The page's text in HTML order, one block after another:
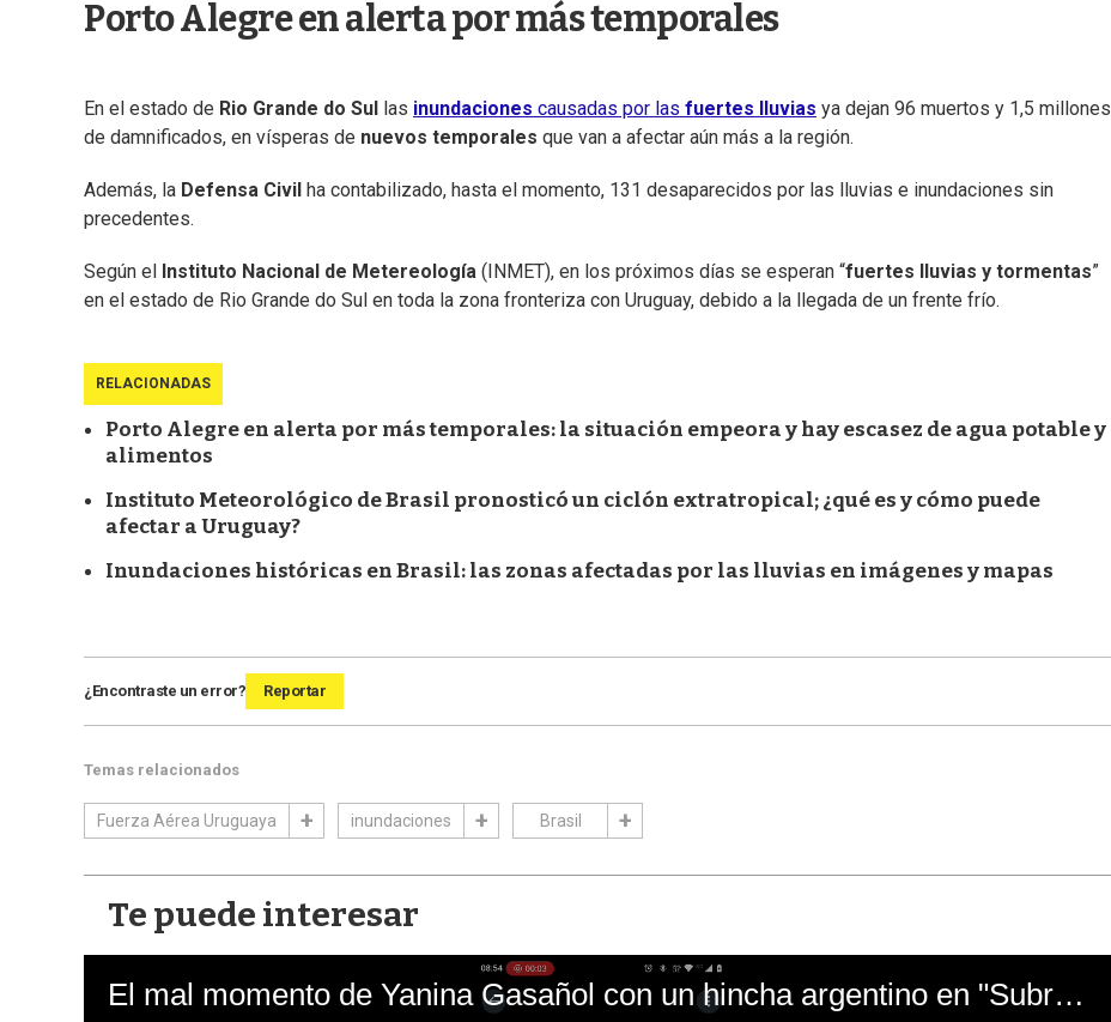
Porto Alegre en alerta por más temporales
En el estado de Rio Grande do Sul las inundaciones causadas por las fuertes lluvias ya dejan 96 muertos y 1,5 millones
de damnificados, en vísperas de nuevos temporales que van a afectar aún más a la región.
Además, la Defensa Civil ha contabilizado, hasta el momento, 131 desaparecidos por las lluvias e inundaciones sin
precedentes.
Según el Instituto Nacional de Metereología (INMET), en los próximos días se esperan “fuertes lluvias y tormentas”
en el estado de Rio Grande do Sul en toda la zona fronteriza con Uruguay, debido a la llegada de un frente frío.
RELACIONADAS
Porto Alegre en alerta por más temporales: la situación empeora y hay escasez de agua potable y
alimentos
Instituto Meteorológico de Brasil pronosticó un ciclón extratropical; ¿qué es y cómo puede
afectar a Uruguay?
Inundaciones históricas en Brasil: las zonas afectadas por las lluvias en imágenes y mapas
¿Encontraste un error? Reportar
Temas relacionados
Fuerza Aérea Uruguaya inundaciones Brasil
Te puede interesar
El mal momento de Yanina Gasañol con un hincha argentino en "Subrayado"